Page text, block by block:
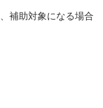
補助対象になる場合